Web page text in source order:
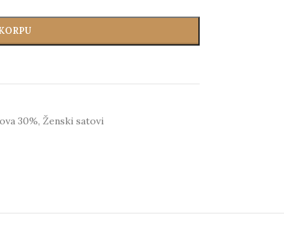
30%, Ženski satovi